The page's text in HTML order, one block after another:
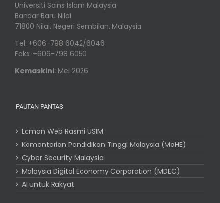
Universiti Sains Islam Malaysia
Bandar Baru Nilai
71800 Nilai, Negeri Sembilan, Malaysia
Tel: +606-798 6042/6046
Faks: +606-798 6050
Kemaskini: Mei 2026
PAUTAN PANTAS
Laman Web Rasmi USIM
Kementerian Pendidikan Tinggi Malaysia (MoHE)
Cyber Security Malaysia
Malaysia Digital Economy Corporation (MDEC)
AI untuk Rakyat